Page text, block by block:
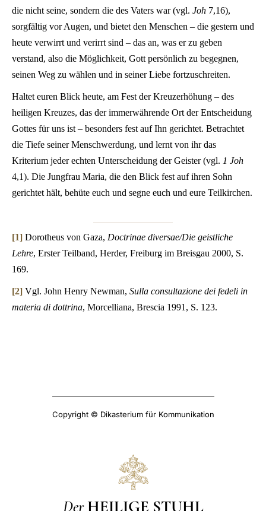
die nicht seine, sondern die des Vaters war (vgl. Joh 7,16),
sorgfältig vor Augen, und bietet den Menschen – die gestern und
heute verwirrt und verirrt sind – das an, was er zu geben
verstand, also die Möglichkeit, Gott persönlich zu begegnen,
seinen Weg zu wählen und in seiner Liebe fortzuschreiten.
Haltet euren Blick heute, am Fest der Kreuzerhöhung – des
heiligen Kreuzes, das der immerwährende Ort der Entscheidung
Gottes für uns ist – besonders fest auf Ihn gerichtet. Betrachtet
die Tiefe seiner Menschwerdung, und lernt von ihr das
Kriterium jeder echten Unterscheidung der Geister (vgl. 1 Joh
4,1). Die Jungfrau Maria, die den Blick fest auf ihren Sohn
gerichtet hält, behüte euch und segne euch und eure Teilkirchen.
[1] Dorotheus von Gaza, Doctrinae diversae/Die geistliche
Lehre, Erster Teilband, Herder, Freiburg im Breisgau 2000, S.
169.
[2] Vgl. John Henry Newman, Sulla consultazione dei fedeli in
materia di dottrina, Morcelliana, Brescia 1991, S. 123.
Copyright © Dikasterium für Kommunikation
Der HEILIGE STUHL